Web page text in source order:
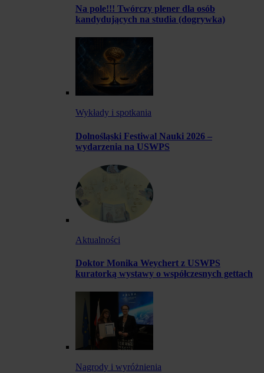
Na pole!!! Twórczy plener dla osób
kandydujących na studia (dogrywka)
Wykłady i spotkania
Dolnośląski Festiwal Nauki 2026 –
wydarzenia na USWPS
Aktualności
Doktor Monika Weychert z USWPS
kuratorką wystawy o współczesnych gettach
Nagrody i wyróżnienia